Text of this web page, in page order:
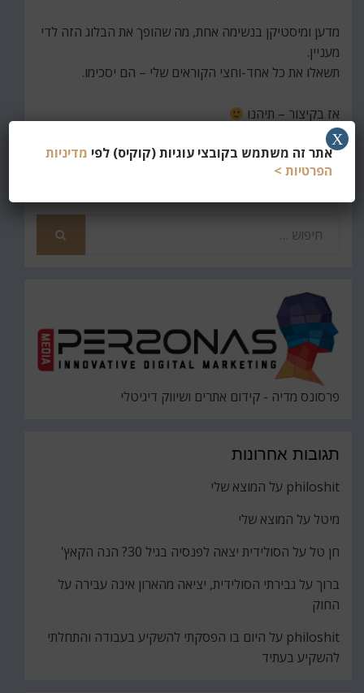
מדען ומיסטיקן בנשימה אחת, מה שהופך את הבלוג הזה לדי
מעניין.
תשאלו את כל אחד-וחצי הקוראים שלי – הם יסכימו.
אז בקיצור – תיהנו
ליצירת קשר מעבר לתגובות בבלוג: philoshit@gmail.com
פרסונס מדיה - קידום אתרים ושיווק דיגיטלי
תגובות אחרונות
philoshit על המוצא שלי
מיטל על המוצא שלי
חן טל על הסולידית יצאה לפנסיה בגיל 30? הנה הקאץ'
ברוך על גבירתי הסולידית, יציאה מהארון אינה עבירה על
החוק
philoshit על היום בו הפסקתי להשקיע בעבודה והתחלתי
להשקיע בעתיד
אתר זה משתמש בקובצי עוגיות (קוקיס) לפי מדיניות
הפרטיות >
X